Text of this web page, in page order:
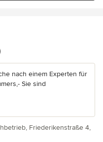
5 Sternen
nach einem Experten für
Sie sind
Friederikenstraße 4,